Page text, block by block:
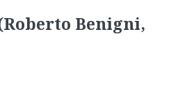
Benigni,